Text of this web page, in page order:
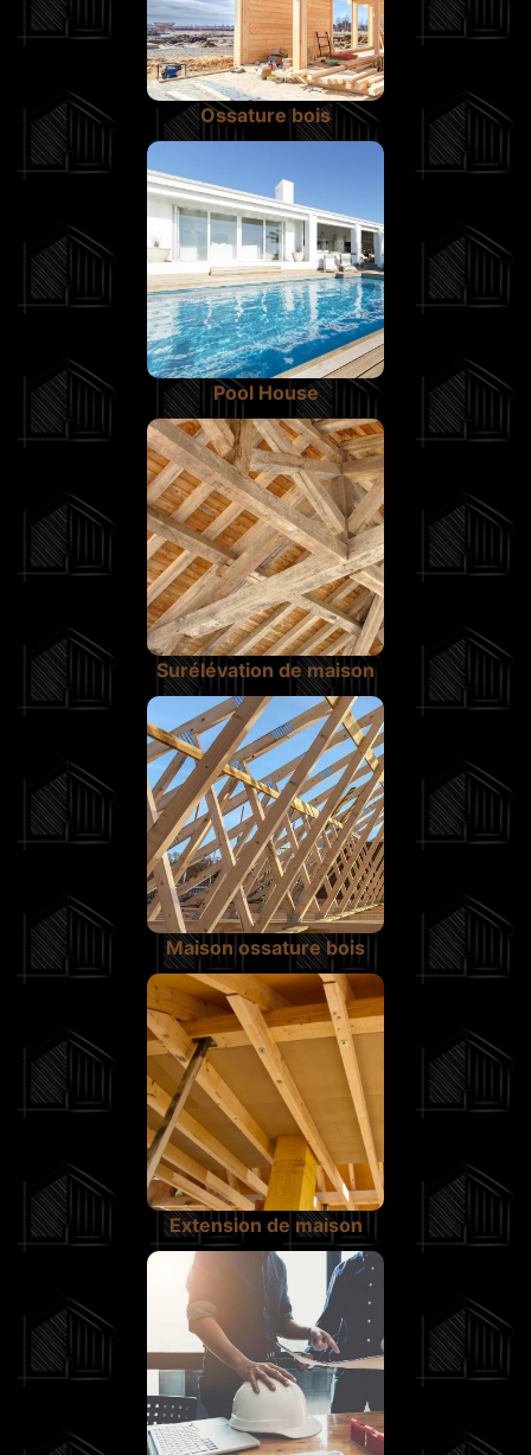
Ossature bois
Pool House
Surélévation de maison
Maison ossature bois
Extension de maison